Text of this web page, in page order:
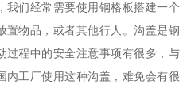
我们经常需要使用钢格板搭建一个
置物品，或者其他行人。沟盖是钢
过程中的安全注意事项有很多，与
内工厂使用这种沟盖，难免会有很